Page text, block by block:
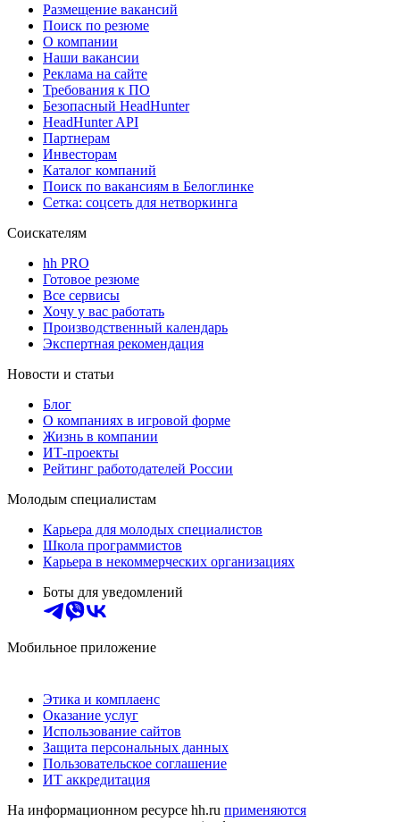
Размещение вакансий
Поиск по резюме
О компании
Наши вакансии
Реклама на сайте
Требования к ПО
Безопасный HeadHunter
HeadHunter API
Партнерам
Инвесторам
Каталог компаний
Поиск по вакансиям в Белоглинке
Сетка: соцсеть для нетворкинга
Соискателям
hh PRO
Готовое резюме
Все сервисы
Хочу у вас работать
Производственный календарь
Экспертная рекомендация
Новости и статьи
Блог
О компаниях в игровой форме
Жизнь в компании
ИТ-проекты
Рейтинг работодателей России
Молодым специалистам
Карьера для молодых специалистов
Школа программистов
Карьера в некоммерческих организациях
Боты для уведомлений
Мобильное приложение
Этика и комплаенс
Оказание услуг
Использование сайтов
Защита персональных данных
Пользовательское соглашение
ИТ аккредитация
На информационном ресурсе hh.ru применяются